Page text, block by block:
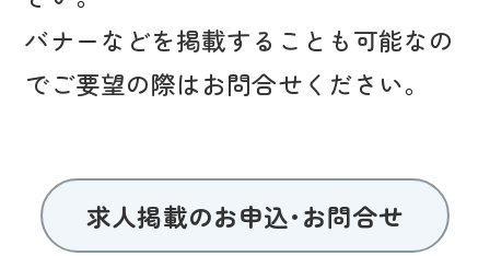
バナーなどを掲載することも可能なの
でご要望の際はお問合せください。
求人掲載のお申込･お問合せ